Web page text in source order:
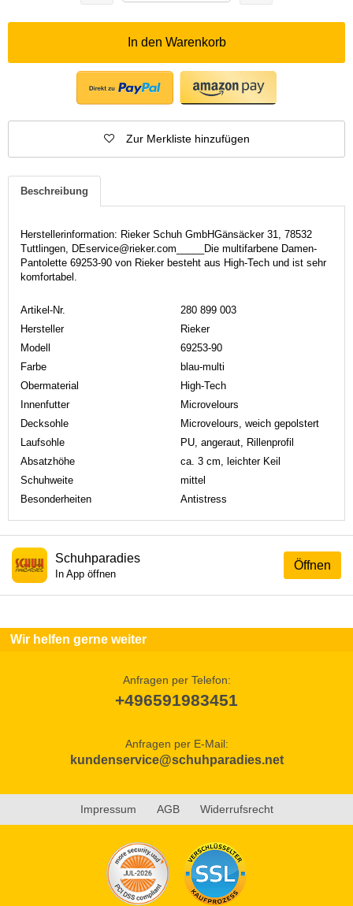
In den Warenkorb
Zur Merkliste hinzufügen
Beschreibung
Herstellerinformation: Rieker Schuh GmbHGänsäcker 31, 78532
Tuttlingen, DEservice@rieker.com_____Die multifarbene Damen-
Pantolette 69253-90 von Rieker besteht aus High-Tech und ist sehr
komfortabel.
Artikel-Nr.
280 899 003
Hersteller
Rieker
Modell
69253-90
Farbe
blau-multi
Obermaterial
High-Tech
Innenfutter
Microvelours
Decksohle
Microvelours, weich gepolstert
Laufsohle
PU, angeraut, Rillenprofil
Absatzhöhe
ca. 3 cm, leichter Keil
Schuhweite
mittel
Besonderheiten
Antistress
Öffnen
Schuhparadies
In App öffnen
Wir helfen gerne weiter
Anfragen per Telefon:
+496591983451
Anfragen per E-Mail:
kundenservice@schuhparadies.net
Impressum AGB Widerrufsrecht